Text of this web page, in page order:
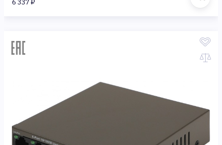
6 337 ₽